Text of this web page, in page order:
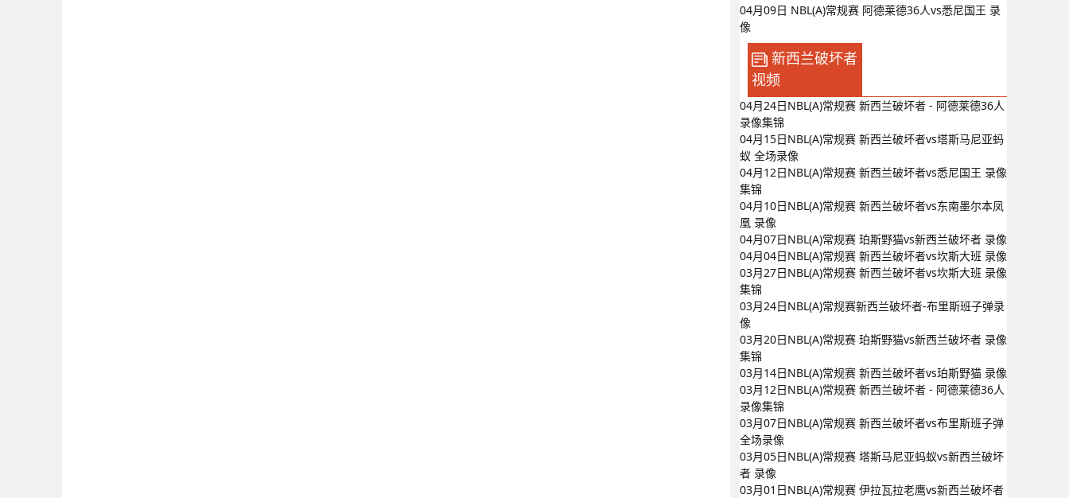
04月09日 NBL(A)常规赛 阿德莱德36人vs悉尼国王 录
像
新西兰破坏者
视频
04月24日NBL(A)常规赛 新西兰破坏者 - 阿德莱德36人
录像集锦
04月15日NBL(A)常规赛 新西兰破坏者vs塔斯马尼亚蚂
蚁 全场录像
04月12日NBL(A)常规赛 新西兰破坏者vs悉尼国王 录像
集锦
04月10日NBL(A)常规赛 新西兰破坏者vs东南墨尔本凤
凰 录像
04月07日NBL(A)常规赛 珀斯野猫vs新西兰破坏者 录像
04月04日NBL(A)常规赛 新西兰破坏者vs坎斯大班 录像
03月27日NBL(A)常规赛 新西兰破坏者vs坎斯大班 录像
集锦
03月24日NBL(A)常规赛新西兰破坏者-布里斯班子弹录
像
03月20日NBL(A)常规赛 珀斯野猫vs新西兰破坏者 录像
集锦
03月14日NBL(A)常规赛 新西兰破坏者vs珀斯野猫 录像
03月12日NBL(A)常规赛 新西兰破坏者 - 阿德莱德36人
录像集锦
03月07日NBL(A)常规赛 新西兰破坏者vs布里斯班子弹
全场录像
03月05日NBL(A)常规赛 塔斯马尼亚蚂蚁vs新西兰破坏
者 录像
03月01日NBL(A)常规赛 伊拉瓦拉老鹰vs新西兰破坏者